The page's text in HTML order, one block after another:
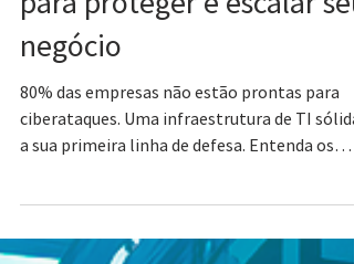
Infraestrutura de TI: a base
para proteger e escalar seu
negócio
80% das empresas não estão prontas para
a sua primeira linha de defesa. Entenda os
componentes e proteja seu negócio.